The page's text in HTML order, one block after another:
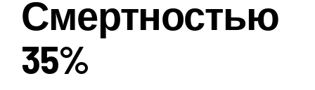
Смертностью
35%